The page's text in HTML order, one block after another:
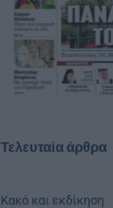
Τελευταία άρθρα
Κακό και εκδίκηση